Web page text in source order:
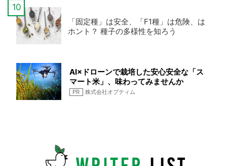
「固定種」は安全、「F1種」は危険、は
ホント？ 種子の多様性を知ろう
AI×ドローンで栽培した安心安全な「ス
マート米」、味わってみませんか
PR 株式会社オプティム